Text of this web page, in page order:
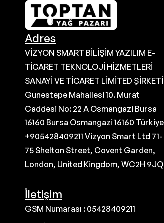
Adres
VİZYON SMART BİLİŞİM YAZILIM E-
TİCARET TEKNOLOJİ HİZMETLERİ
SANAYİ VE TİCARET LİMİTED ŞİRKETİ
Gunestepe Mahallesi 10. Murat
Caddesi No: 22 A Osmangazi Bursa
16160 Bursa Osmangazi 16160 Türkiye
+905428409211 Vizyon Smart Ltd 71-
75 Shelton Street, Covent Garden,
London, United Kingdom, WC2H 9JQ
İletişim
GSM Numarası : 05428409211